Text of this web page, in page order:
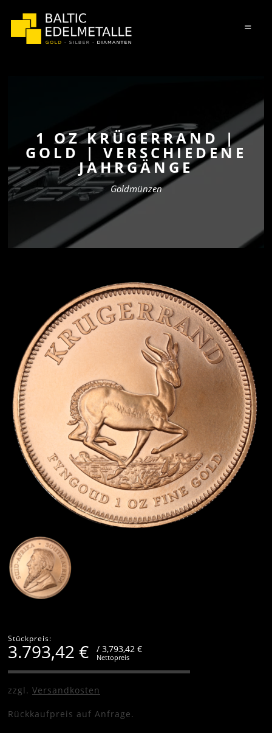
=
1 OZ KRÜGERRAND |
GOLD | VERSCHIEDENE
JAHRGÄNGE
Goldmünzen
Stückpreis:
3.793,42 € / 3,793,42 €
Nettopreis
zzgl. Versandkosten
Rückkaufpreis auf Anfrage.